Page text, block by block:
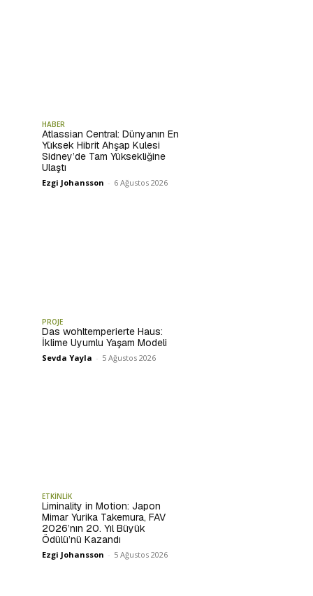
HABER
Atlassian Central: Dünyanın En
Yüksek Hibrit Ahşap Kulesi
Sidney’de Tam Yüksekliğine
Ulaştı
Ezgi Johansson - 6 Ağustos 2026
PROJE
Das wohltemperierte Haus:
İklime Uyumlu Yaşam Modeli
Sevda Yayla - 5 Ağustos 2026
ETKİNLİK
Liminality in Motion: Japon
Mimar Yurika Takemura, FAV
2026’nın 20. Yıl Büyük
Ödülü’nü Kazandı
Ezgi Johansson - 5 Ağustos 2026